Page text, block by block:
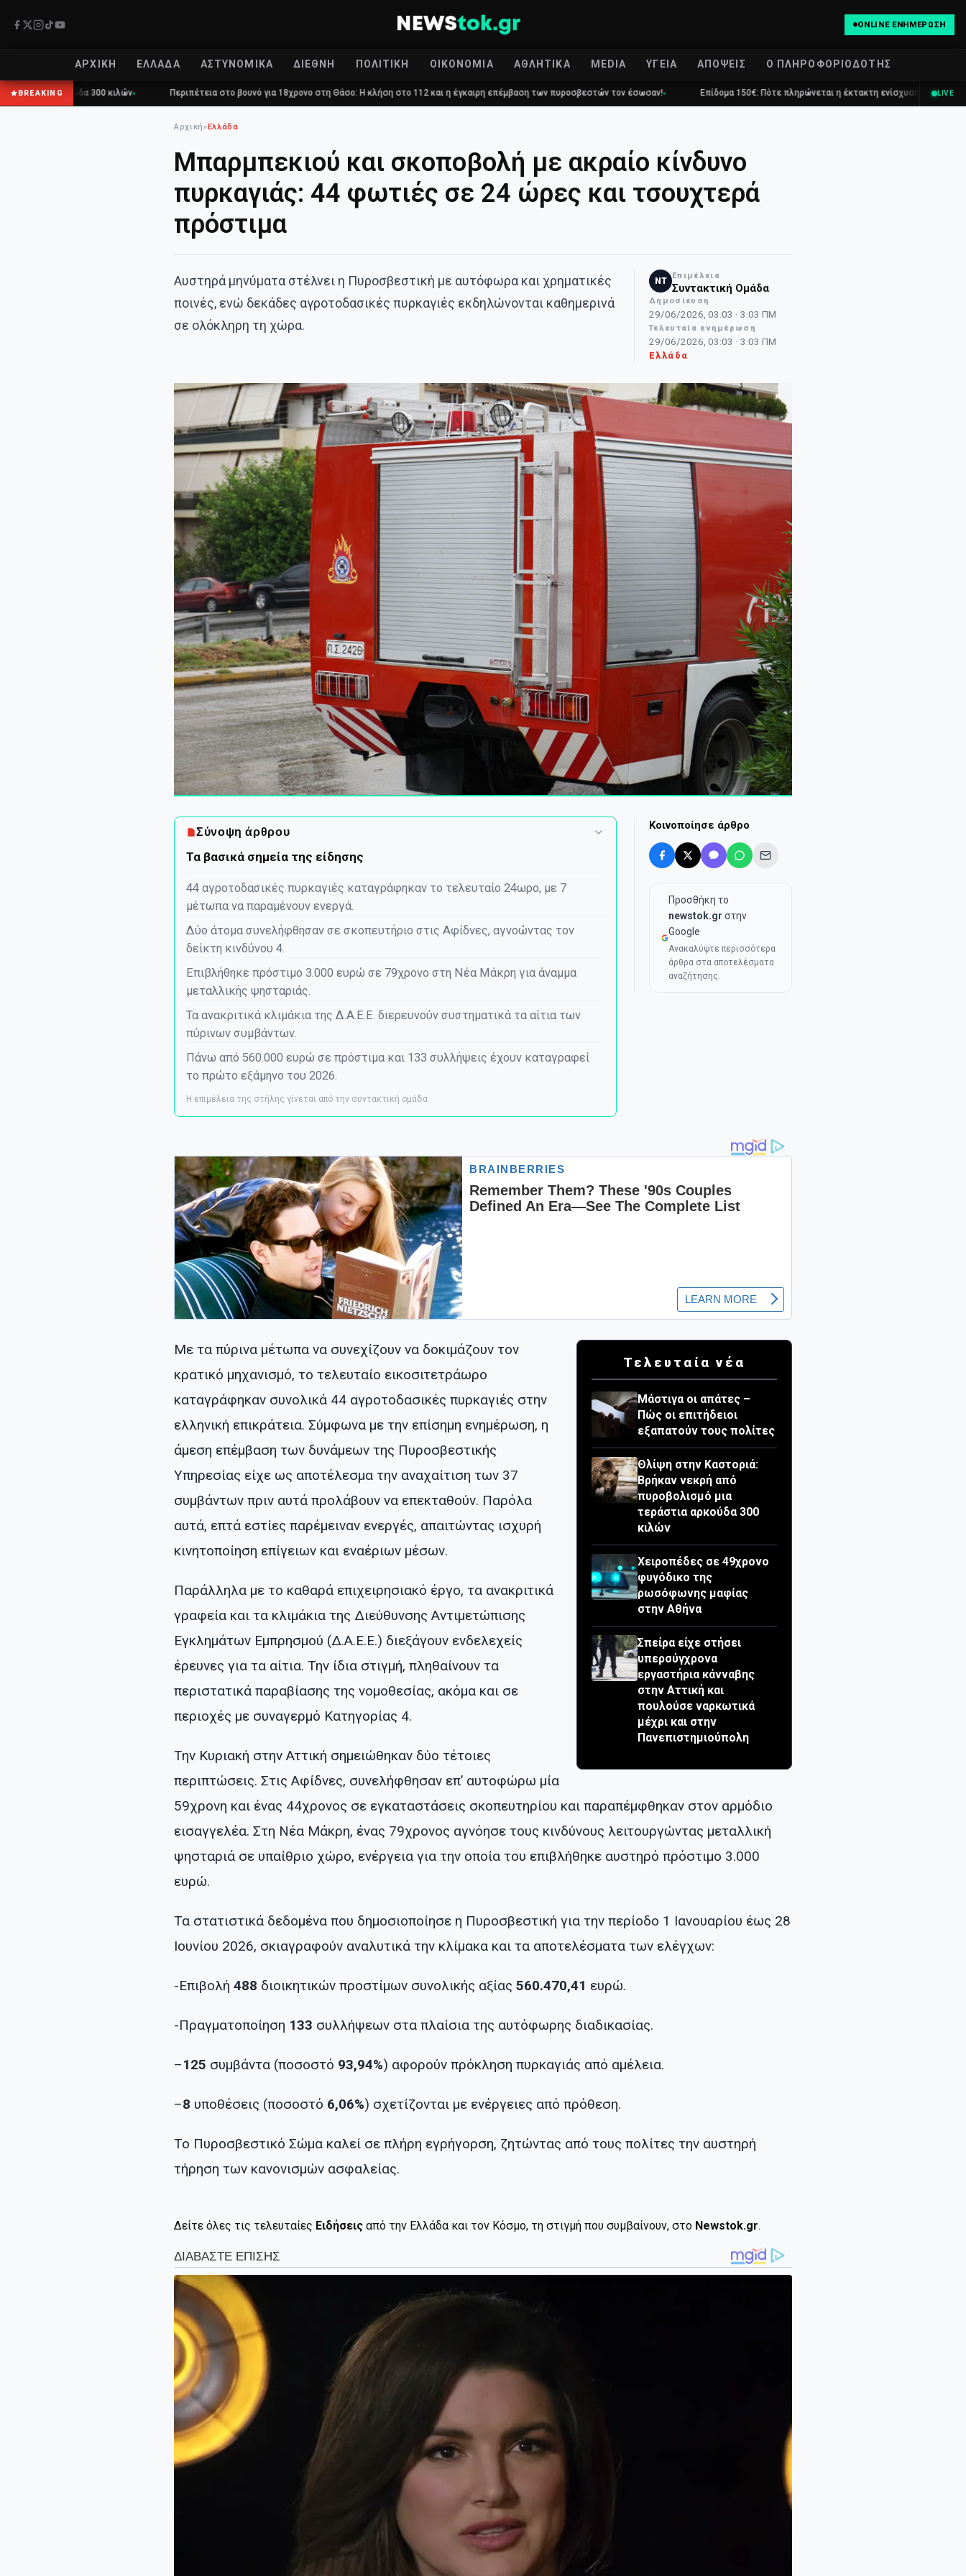
ONLINE ΕΝΗΜΈΡΩΣΗ
ΑΡΧΙΚΉ ΕΛΛΆΔΑ ΑΣΤΥΝΟΜΙΚΆ ΔΙΕΘΝΉ ΠΟΛΙΤΙΚΉ ΟΙΚΟΝΟΜΊΑ ΑΘΛΗΤΙΚΆ MEDIA ΥΓΕΊΑ ΑΠΌΨΕΙΣ Ο ΠΛΗΡΟΦΟΡΙΟΔΌΤΗΣ
BREAKING
300 κιλών Περιπέτεια στο βουνό για 18χρονο στη Θάσο: Η κλήση στο 112 και η έγκαιρη επέμβαση των πυροσβεστών τον έσωσαν! Επίδομα 150€: Πότε πληρώνεται η έκτακτη ενίσχυση για παιδιά LIVE
Αρχική »Ελλάδα
Μπαρμπεκιού και σκοποβολή με ακραίο κίνδυνο
πυρκαγιάς: 44 φωτιές σε 24 ώρες και τσουχτερά
πρόστιμα
Αυστηρά μηνύματα στέλνει η Πυροσβεστική με αυτόφωρα και χρηματικές
ποινές, ενώ δεκάδες αγροτοδασικές πυρκαγιές εκδηλώνονται καθημερινά
σε ολόκληρη τη χώρα.
NT Επιμέλεια
Συντακτική Ομάδα
Δημοσίευση
29/06/2026, 03:03 · 3:03 ΠΜ
Τελευταία ενημέρωση
29/06/2026, 03:03 · 3:03 ΠΜ
Ελλάδα
Σύνοψη άρθρου
Τα βασικά σημεία της είδησης
44 αγροτοδασικές πυρκαγιές καταγράφηκαν το τελευταίο 24ωρο, με 7
μέτωπα να παραμένουν ενεργά.
Δύο άτομα συνελήφθησαν σε σκοπευτήριο στις Αφίδνες, αγνοώντας τον
δείκτη κινδύνου 4.
Επιβλήθηκε πρόστιμο 3.000 ευρώ σε 79χρονο στη Νέα Μάκρη για άναμμα
μεταλλικής ψησταριάς.
Τα ανακριτικά κλιμάκια της Δ.Α.Ε.Ε. διερευνούν συστηματικά τα αίτια των
πύρινων συμβάντων.
Πάνω από 560.000 ευρώ σε πρόστιμα και 133 συλλήψεις έχουν καταγραφεί
το πρώτο εξάμηνο του 2026.
Η επιμέλεια της στήλης γίνεται από την συντακτική ομάδα
Κοινοποίησε άρθρο
Προσθήκη το
newstok.gr στην
Google
Ανακαλύψτε περισσότερα
άρθρα στα αποτελέσματα
αναζήτησης.
Τελευταία νέα
Μάστιγα οι απάτες –
Πώς οι επιτήδειοι
εξαπατούν τους πολίτες
Θλίψη στην Καστοριά:
Βρήκαν νεκρή από
πυροβολισμό μια
τεράστια αρκούδα 300
κιλών
Χειροπέδες σε 49χρονο
φυγόδικο της
ρωσόφωνης μαφίας
στην Αθήνα
Σπείρα είχε στήσει
υπερσύγχρονα
εργαστήρια κάνναβης
στην Αττική και
πουλούσε ναρκωτικά
μέχρι και στην
Πανεπιστημιούπολη
Με τα πύρινα μέτωπα να συνεχίζουν να δοκιμάζουν τον
κρατικό μηχανισμό, το τελευταίο εικοσιτετράωρο
καταγράφηκαν συνολικά 44 αγροτοδασικές πυρκαγιές στην
ελληνική επικράτεια. Σύμφωνα με την επίσημη ενημέρωση, η
άμεση επέμβαση των δυνάμεων της Πυροσβεστικής
Υπηρεσίας είχε ως αποτέλεσμα την αναχαίτιση των 37
συμβάντων πριν αυτά προλάβουν να επεκταθούν. Παρόλα
αυτά, επτά εστίες παρέμειναν ενεργές, απαιτώντας ισχυρή
κινητοποίηση επίγειων και εναέριων μέσων.
Παράλληλα με το καθαρά επιχειρησιακό έργο, τα ανακριτικά
γραφεία και τα κλιμάκια της Διεύθυνσης Αντιμετώπισης
Εγκλημάτων Εμπρησμού (Δ.Α.Ε.Ε.) διεξάγουν ενδελεχείς
έρευνες για τα αίτια. Την ίδια στιγμή, πληθαίνουν τα
περιστατικά παραβίασης της νομοθεσίας, ακόμα και σε
περιοχές με συναγερμό Κατηγορίας 4.
Την Κυριακή στην Αττική σημειώθηκαν δύο τέτοιες
περιπτώσεις. Στις Αφίδνες, συνελήφθησαν επ’ αυτοφώρω μία
59χρονη και ένας 44χρονος σε εγκαταστάσεις σκοπευτηρίου και παραπέμφθηκαν στον αρμόδιο
εισαγγελέα. Στη Νέα Μάκρη, ένας 79χρονος αγνόησε τους κινδύνους λειτουργώντας μεταλλική
ψησταριά σε υπαίθριο χώρο, ενέργεια για την οποία του επιβλήθηκε αυστηρό πρόστιμο 3.000
ευρώ.
Τα στατιστικά δεδομένα που δημοσιοποίησε η Πυροσβεστική για την περίοδο 1 Ιανουαρίου έως 28
Ιουνίου 2026, σκιαγραφούν αναλυτικά την κλίμακα και τα αποτελέσματα των ελέγχων:
-Επιβολή 488 διοικητικών προστίμων συνολικής αξίας 560.470,41 ευρώ.
-Πραγματοποίηση 133 συλλήψεων στα πλαίσια της αυτόφωρης διαδικασίας.
–125 συμβάντα (ποσοστό 93,94%) αφορούν πρόκληση πυρκαγιάς από αμέλεια.
–8 υποθέσεις (ποσοστό 6,06%) σχετίζονται με ενέργειες από πρόθεση.
Το Πυροσβεστικό Σώμα καλεί σε πλήρη εγρήγορση, ζητώντας από τους πολίτες την αυστηρή
τήρηση των κανονισμών ασφαλείας.
Δείτε όλες τις τελευταίες Ειδήσεις από την Ελλάδα και τον Κόσμο, τη στιγμή που συμβαίνουν, στο Newstok.gr.